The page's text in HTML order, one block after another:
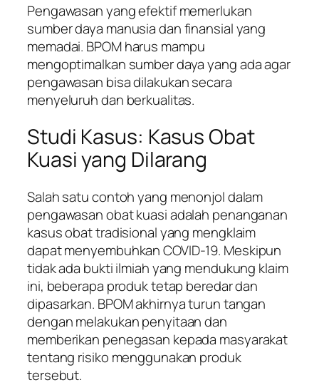
Pengawasan yang efektif memerlukan
sumber daya manusia dan finansial yang
memadai. BPOM harus mampu
mengoptimalkan sumber daya yang ada agar
pengawasan bisa dilakukan secara
menyeluruh dan berkualitas.
Studi Kasus: Kasus Obat
Kuasi yang Dilarang
Salah satu contoh yang menonjol dalam
pengawasan obat kuasi adalah penanganan
kasus obat tradisional yang mengklaim
dapat menyembuhkan COVID-19. Meskipun
tidak ada bukti ilmiah yang mendukung klaim
ini, beberapa produk tetap beredar dan
dipasarkan. BPOM akhirnya turun tangan
dengan melakukan penyitaan dan
memberikan penegasan kepada masyarakat
tentang risiko menggunakan produk
tersebut.